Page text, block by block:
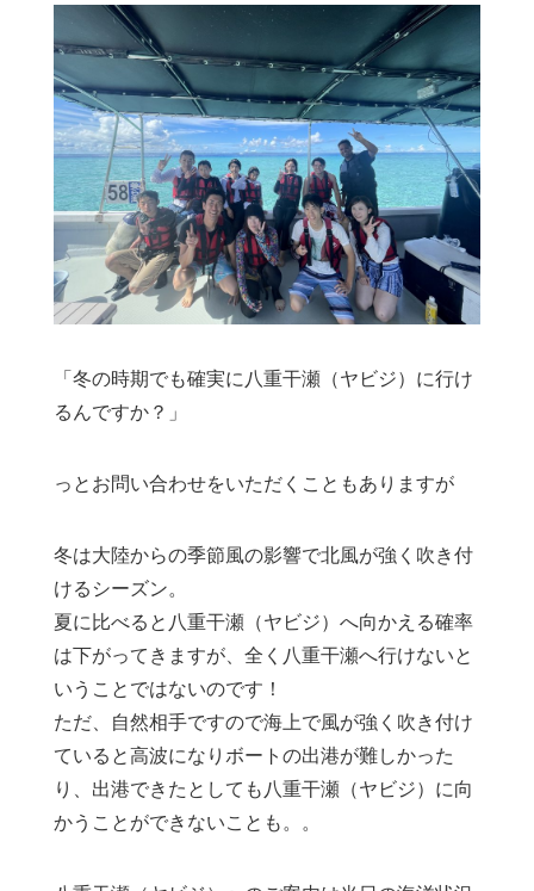
「冬の時期でも確実に八重干瀬（ヤビジ）に行け
るんですか？」
っとお問い合わせをいただくこともありますが
冬は大陸からの季節風の影響で北風が強く吹き付
けるシーズン。
夏に比べると八重干瀬（ヤビジ）へ向かえる確率
は下がってきますが、全く八重干瀬へ行けないと
いうことではないのです！
ただ、自然相手ですので海上で風が強く吹き付け
ていると高波になりボートの出港が難しかった
り、出港できたとしても八重干瀬（ヤビジ）に向
かうことができないことも。。